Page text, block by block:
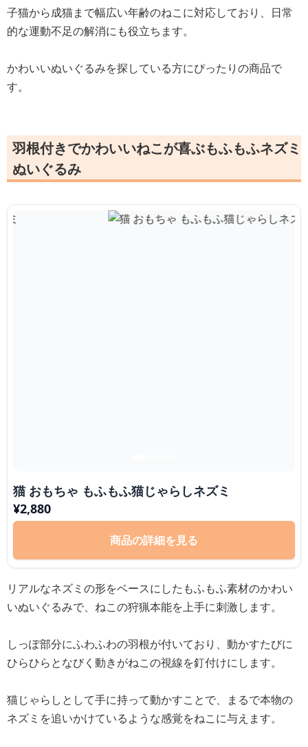
子猫から成猫まで幅広い年齢のねこに対応しており、日常
的な運動不足の解消にも役立ちます。
かわいいぬいぐるみを探している方にぴったりの商品で
す。
羽根付きでかわいいねこが喜ぶもふもふネズミ
ぬいぐるみ
猫 おもちゃ もふもふ猫じゃらしネズミ
¥2,880
商品の詳細を見る
リアルなネズミの形をベースにしたもふもふ素材のかわい
いぬいぐるみで、ねこの狩猟本能を上手に刺激します。
しっぽ部分にふわふわの羽根が付いており、動かすたびに
ひらひらとなびく動きがねこの視線を釘付けにします。
猫じゃらしとして手に持って動かすことで、まるで本物の
ネズミを追いかけているような感覚をねこに与えます。